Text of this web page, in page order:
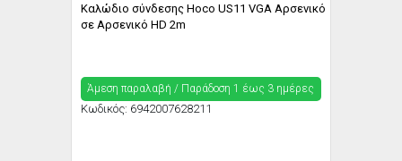
Καλώδιο σύνδεσης Hoco US11 VGA Αρσενικό
σε Αρσενικό HD 2m
Άμεση παραλαβή / Παράδoση 1 έως 3 ημέρες
Κωδικός: 6942007628211